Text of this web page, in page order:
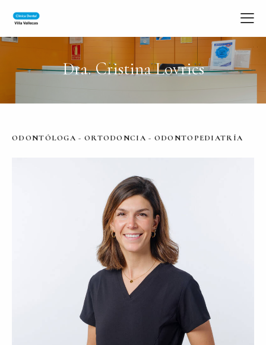
Dra. Cristina Lovrics
ODONTÓLOGA - ORTODONCIA - ODONTOPEDIATRÍA